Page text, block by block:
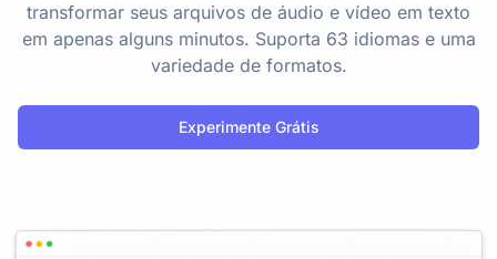
transformar seus arquivos de áudio e vídeo em texto
em apenas alguns minutos. Suporta 63 idiomas e uma
variedade de formatos.
Experimente Grátis